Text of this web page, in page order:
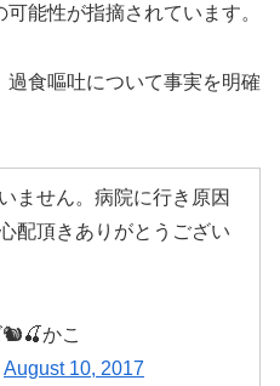
可能性が指摘されています。
過食嘔吐について事実を明確
ません。病院に行き原因
配頂きありがとうござい
かこ
August 10, 2017